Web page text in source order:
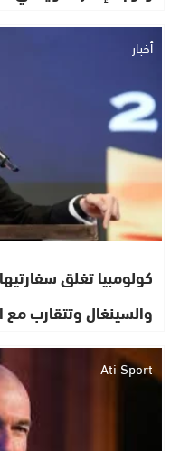
أخبار
كولومبيا تغلق
والسينغال وتتقارب مع
Ati Sport